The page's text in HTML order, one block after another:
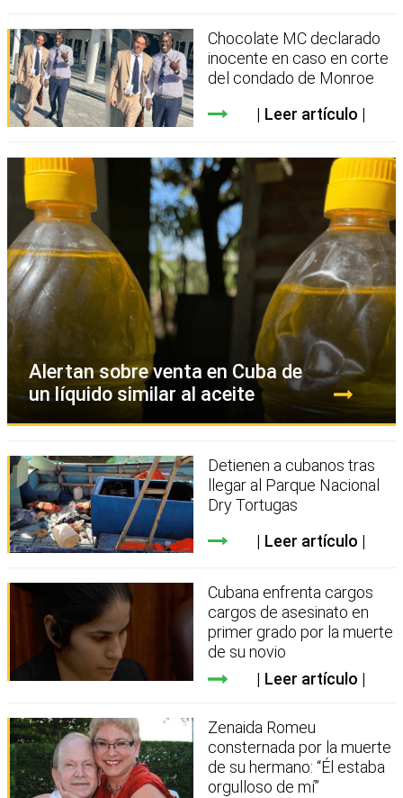
Chocolate MC declarado
inocente en caso en corte
del condado de Monroe
Leer artículo
Alertan sobre venta en Cuba de
un líquido similar al aceite
Detienen a cubanos tras
llegar al Parque Nacional
Dry Tortugas
Leer artículo
Cubana enfrenta cargos
cargos de asesinato en
primer grado por la muerte
de su novio
Leer artículo
Zenaida Romeu
consternada por la muerte
de su hermano: “Él estaba
orgulloso de mí”